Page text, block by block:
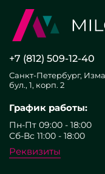
+7 (812) 509-12-40
Санкт-Петербург,
бул., 1, корп. 2
График работы:
Пн-Пт 09:00 - 18:00
Сб-Вс 11:00 - 18:00
Реквизиты